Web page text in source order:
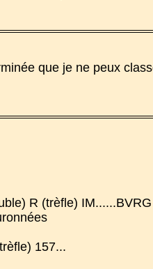
que je ne peux
R (trèfle) IM......BVRG
157...